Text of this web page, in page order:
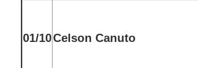
01/10Celson Canuto